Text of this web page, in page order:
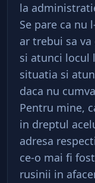
la
Se pare ca nu
ar trebui sa
si atunci locul
situatia si
daca nu
Pentru mine,
in dreptul
adresa
ce-o mai fi
rusinii in